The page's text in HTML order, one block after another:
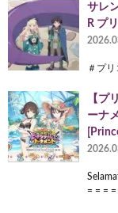
サレ
R プ
＃プ
【プ
ーナ
= = =